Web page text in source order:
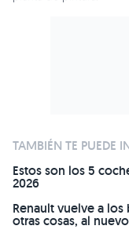
TAMBIÉN TE PUEDE
Estos son los 5
2026
Renault vuelve a
otras cosas, al